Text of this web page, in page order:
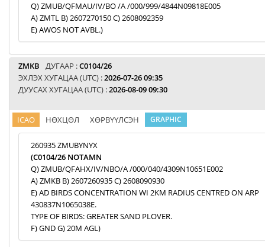
Q) ZMUB/QFMAU/IV/BO /A /000/999/4844N09818E005
A) ZMTL B) 2607270150 C) 2608092359
E) AWOS NOT AVBL.)
ZMKB ДУГААР :C0104/26
ЭХЛЭХ ХУГАЦАА (UTC) :2026-07-26 09:35
ДУУСАХ ХУГАЦАА (UTC) :2026-08-09 09:30
ICAO НӨХЦӨЛ ХӨРВҮҮЛСЭН GRAPHIC
260935 ZMUBYNYX
(C0104/26 NOTAMN
Q) ZMUB/QFAHX/IV/NBO/A /000/040/4309N10651E002
A) ZMKB B) 2607260935 C) 2608090930
E) AD BIRDS CONCENTRATION WI 2KM RADIUS CENTRED ON ARP
430837N1065038E.
TYPE OF BIRDS: GREATER SAND PLOVER.
F) GND G) 20M AGL)